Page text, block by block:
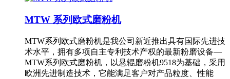
MTW 系列欧式磨粉机
MTW系列欧式磨粉机是我公司新近推出具有国际先进技
术水平，拥有多项自主专利技术产权的最新粉磨设备—
MTW系列欧式磨粉机，以悬辊磨粉机9518为基础，采用
欧洲先进制造技术，它能满足客户对产品粒度、性能